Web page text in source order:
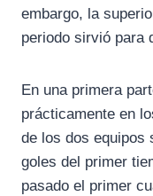
embargo, la
periodo sirvió para
En una primera
prácticamente en
de los dos equipos
goles del primer
pasado el primer